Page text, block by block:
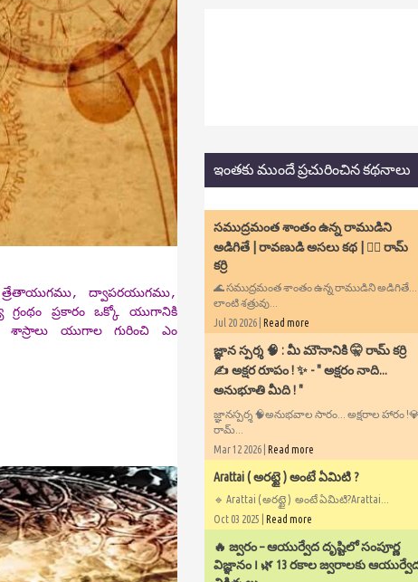
ద్వాపరయుగము,
ప్రకారం ఒక్కో యుగానికి
యుగాల గురించి ఎం
ఇంతకు ముందే ప్రచురించిన కథనాలు
సముద్రమంత శాంతం ఉన్న రాముడిని
అడిగితే | రావణుడి అసలు కథ | ✍🏻 రామ్
కర్రి
🌊 సముద్రమంత శాంతం ఉన్న రాముడిని
లాంటి శత్రువు...
Jul 20 2026 | Read more
​జ్ఞాన స్పర్శ 🧠 : మీ మౌనానికి 🤫 రామ్ కర్రి
✍️ అక్షర రూపం ! ✨ - ​" అక్షరం నాది...
అనుభూతి మీది ! "
జ్ఞానస్పర్శ 🧠అనుభవాల సారం... అక్షరాల హారం
రామ్...
Mar 12 2026 | Read more
Arattai ( అరట్టై ) అంటే ఏమిటి ?
🔹 Arattai ( అరట్టై ) అంటే ఏమిటి?Arattai...
Oct 03 2025 | Read more
🔥 జ్వరం – ఆయుర్వేద దృష్టిలో సంపూర్ణ
విజ్ఞానం ౹ 🌿 13 రకాల జ్వరాలకు